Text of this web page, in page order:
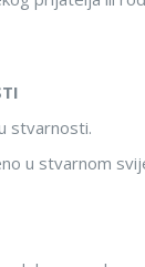
stvarnosti.
u stvarnom